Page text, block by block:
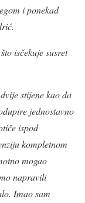
i ponekad
isčekuje susret
stijene kao da
jednostavno
ispod
kompletnom
mogao
napravili
Imao sam